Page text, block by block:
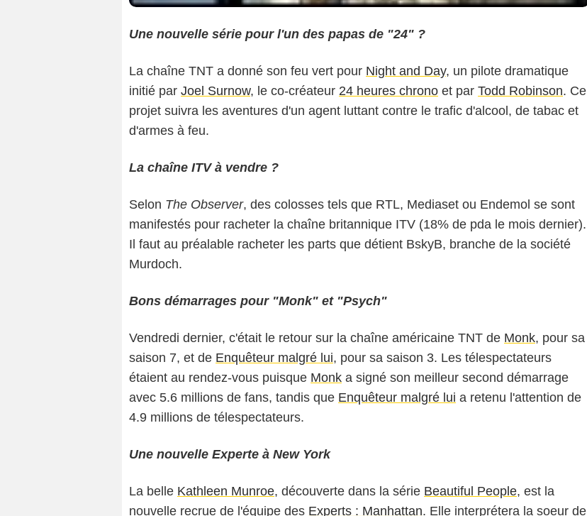
Une nouvelle série pour l'un des papas de "24" ?
La chaîne TNT a donné son feu vert pour Night and Day, un pilote dramatique
initié par Joel Surnow, le co-créateur 24 heures chrono et par Todd Robinson. Ce
projet suivra les aventures d'un agent luttant contre le trafic d'alcool, de tabac et
d'armes à feu.
La chaîne ITV à vendre ?
Selon The Observer, des colosses tels que RTL, Mediaset ou Endemol se sont
manifestés pour racheter la chaîne britannique ITV (18% de pda le mois dernier).
Il faut au préalable racheter les parts que détient BskyB, branche de la société
Murdoch.
Bons démarrages pour "Monk" et "Psych"
Vendredi dernier, c'était le retour sur la chaîne américaine TNT de Monk, pour sa
saison 7, et de Enquêteur malgré lui, pour sa saison 3. Les télespectateurs
étaient au rendez-vous puisque Monk a signé son meilleur second démarrage
avec 5.6 millions de fans, tandis que Enquêteur malgré lui a retenu l'attention de
4.9 millions de télespectateurs.
Une nouvelle Experte à New York
La belle Kathleen Munroe, découverte dans la série Beautiful People, est la
nouvelle recrue de l'équipe des Experts : Manhattan. Elle interprétera la soeur de